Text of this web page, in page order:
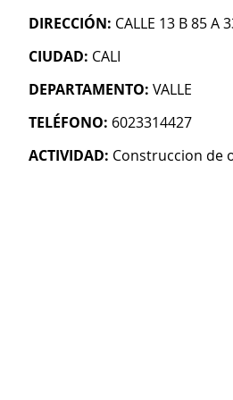
DIRECCIÓN: CALLE 13 B 85 A
CIUDAD: CALI
DEPARTAMENTO: VALLE
TELÉFONO: 6023314427
ACTIVIDAD: Construccion de